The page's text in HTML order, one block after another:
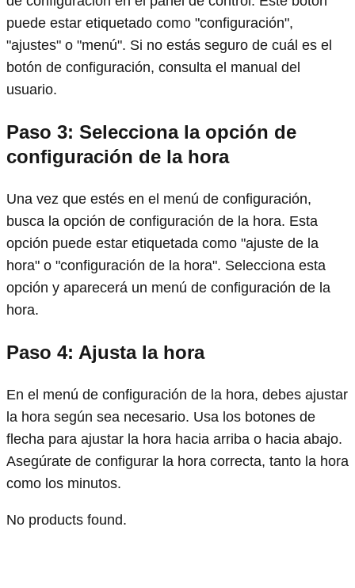
puede estar etiquetado como "configuración",
"ajustes" o "menú". Si no estás seguro de cuál es el
botón de configuración, consulta el manual del
usuario.
Paso 3: Selecciona la opción de
configuración de la hora
Una vez que estés en el menú de configuración,
busca la opción de configuración de la hora. Esta
opción puede estar etiquetada como "ajuste de la
hora" o "configuración de la hora". Selecciona esta
opción y aparecerá un menú de configuración de la
hora.
Paso 4: Ajusta la hora
En el menú de configuración de la hora, debes ajustar
la hora según sea necesario. Usa los botones de
flecha para ajustar la hora hacia arriba o hacia abajo.
Asegúrate de configurar la hora correcta, tanto la hora
como los minutos.
No products found.